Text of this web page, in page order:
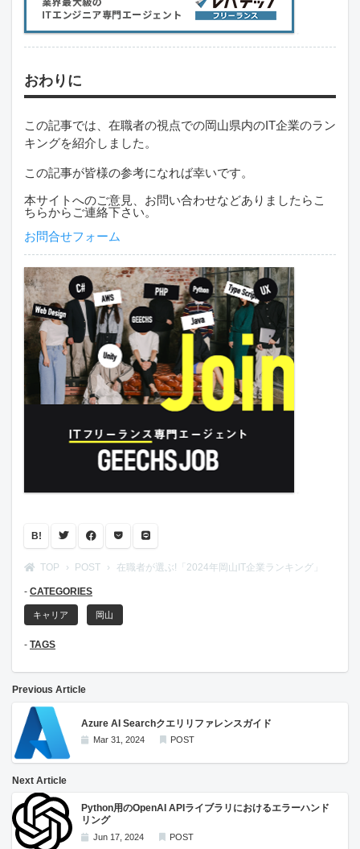
おわりに
この記事では、在職者の視点での岡山県内のIT企業のラン
キングを紹介しました。
この記事が皆様の参考になれば幸いです。
本サイトへのご意見、お問い合わせなどありましたらこ
ちらからご連絡下さい。
お問合せフォーム
B!
TOP POST 在職者が選ぶ!「2024年岡山IT企業ランキング」
CATEGORIES
キャリア 岡山
TAGS
Previous Article
Azure AI Searchクエリリファレンスガイド
Mar 31, 2024 POST
Next Article
Python用のOpenAI APIライブラリにおけるエラーハンド
リング
Jun 17, 2024 POST